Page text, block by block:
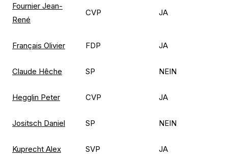
Fournier Jean-
René
CVP JA
Français Olivier FDP JA
Claude Hêche SP NEIN
Hegglin Peter CVP JA
Jositsch Daniel SP NEIN
Kuprecht Alex SVP JA